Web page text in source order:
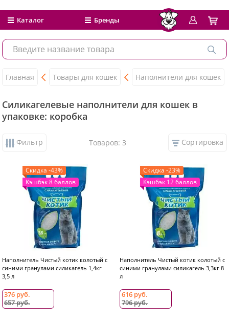
Каталог Бренды
Главная Товары для кошек Наполнители для кошек
Силикагелевые наполнители для кошек в
упаковке: коробка
Фильтр Товаров: 3 Сортировка
Скидка -43%
Кэшбэк 8 баллов
Наполнитель Чистый котик колотый с
синими гранулами силикагель 1,4кг
3,5 л
376 руб.
657 руб.
Скидка -23%
Кэшбэк 12 баллов
Наполнитель Чистый котик колотый с
синими гранулами силикагель 3,3кг 8
л
616 руб.
796 руб.